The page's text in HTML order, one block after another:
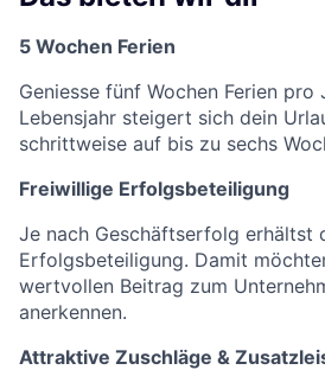
5 Wochen Ferien
Geniesse fünf Wochen Ferien pro
Lebensjahr steigert sich dein
schrittweise auf bis zu sechs
Freiwillige Erfolgsbeteiligung
Je nach Geschäftserfolg erhältst
Erfolgsbeteiligung. Damit
wertvollen Beitrag zum
anerkennen.
Attraktive Zuschläge &